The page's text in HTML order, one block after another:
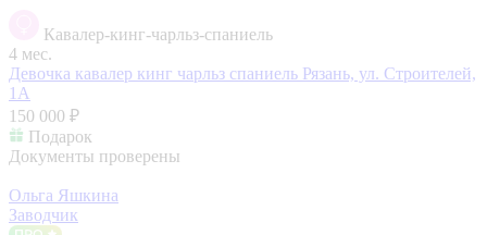
Кавалер-кинг-чарльз-спаниель
4 мес.
Девочка кавалер кинг чарльз спаниель Рязань, ул. Строителей,
1А
150 000 ₽
Подарок
Документы проверены
Ольга Яшкина
Заводчик